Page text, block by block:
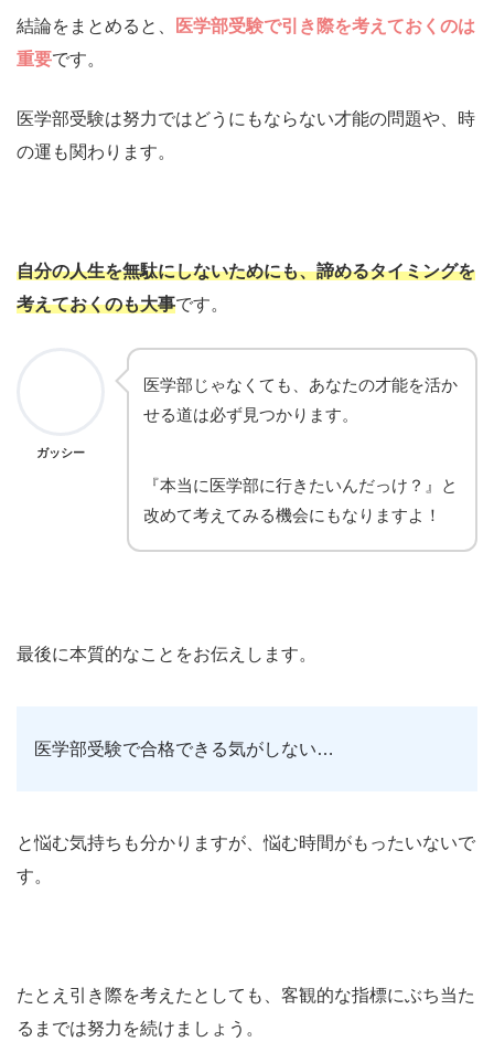
結論をまとめると、
医学部受験で引き際を考えておくのは
重要です。
医学部受験は努力ではどうにもならない才能の問題や、時
の運も関わります。
自分の人生を無駄にしないためにも、諦めるタイミングを
考えておくのも大事です。
ガッシー
医学部じゃなくても、あなたの才能を活か
せる道は必ず見つかります。
『本当に医学部に行きたいんだっけ？』と
改めて考えてみる機会にもなりますよ！
最後に本質的なことをお伝えします。
医学部受験で合格できる気がしない…
と悩む気持ちも分かりますが、悩む時間がもったいないで
す。
たとえ引き際を考えたとしても、客観的な指標にぶち当た
るまでは努力を続けましょう。